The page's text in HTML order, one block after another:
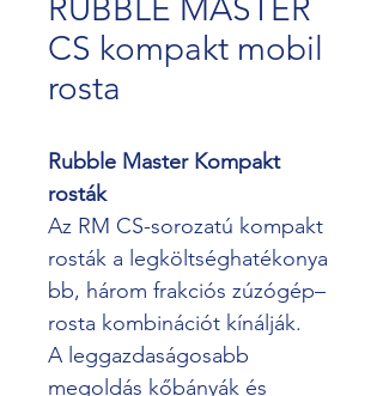
RUBBLE MASTER
CS kompakt mobil
rosta
Rubble Master Kompakt
rosták
Az RM CS-sorozatú kompakt
rosták a legköltséghatékonya
bb, három frakciós zúzógép–
rosta kombinációt kínálják.
A leggazdaságosabb
megoldás kőbányák és